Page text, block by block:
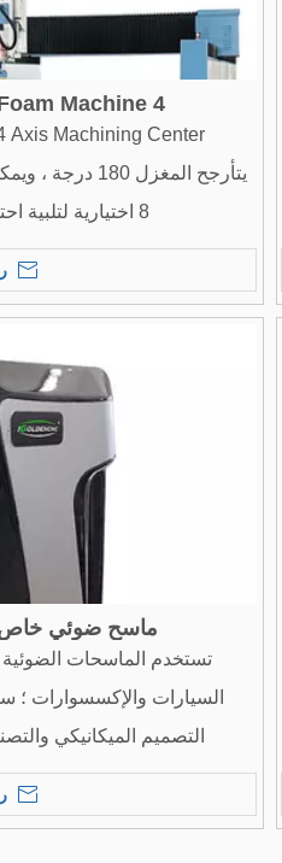
4 AXIS ATC EPS Foam Machine
يتأرجح المغزل
8 اختيارية لتلبية احتياجات تقنيات المعالجة المختلفة.
ماسح ضوئي خاص
تستخدم الماسحات الضوئية
السيارات والإكسسوارات ؛
التصميم الميكانيكي
المعمارية. التعليم
صناعة النحت الحرف والبوذا